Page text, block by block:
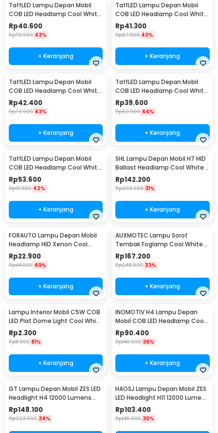
TaffLED Lampu Depan Mobil
COB LED Headlamp Cool White
IP65 32V 9005/HB3/H10 - S2
Rp40.600
Rp70.900 43%
+ Keranjang
TaffLED Lampu Depan Mobil
COB LED Headlamp Cool White
IP65 32V 9006/HB4 - S2
Rp41.300
Rp67.900 40%
+ Keranjang
TaffLED Lampu Depan Mobil
COB LED Headlamp Cool White
IP65 32V H7 - S2
Rp42.400
Rp73.900 43%
+ Keranjang
TaffLED Lampu Depan Mobil
COB LED Headlamp Cool White
IP65 32V H11 - S2
Rp39.600
Rp69.900 44%
+ Keranjang
TaffLED Lampu Depan Mobil
COB LED Headlamp Cool White
IP65 32V H4/9003 - S2
Rp53.600
Rp91.900 42%
+ Keranjang
SHL Lampu Depan Mobil H7 HID
Ballast Headlamp Cool White
55W 12V 2PCS - RSVR
Rp142.200
Rp203.900 31%
+ Keranjang
FORAUTO Lampu Depan Mobil
Headlamp HID Xenon Cool
White 35W 12V 1 PCS H1
Rp22.900
Rp44.900 49%
+ Keranjang
AUXMOTEC Lampu Sorot
Tembak Foglamp Cool White
IP67 108W 9-50V 20cm 36 LED -
A8
Rp167.200
Rp248.900 33%
+ Keranjang
Lampu Interior Mobil C5W COB
LED Plat Dome Light Cool White
2W 1 PCS 31mm - BA9S
Rp2.300
Rp11.900 81%
+ Keranjang
INOMOTIV H4 Lampu Depan
Mobil COB LED Headlamp Cool
White 72W 2 PCS
Rp90.400
Rp140.900 36%
+ Keranjang
GT Lampu Depan Mobil ZES LED
Headlight H4 12000 Lumens
55W 9-32V 2 PCS Cool White
6000K - K5
Rp148.100
Rp223.900 34%
HAOSJ Lampu Depan Mobil ZES
LED Headlight H11 12000 Lumens
55W 2 PCS 6000K/Pure White -
K5
Rp103.400
Rp145.900 30%